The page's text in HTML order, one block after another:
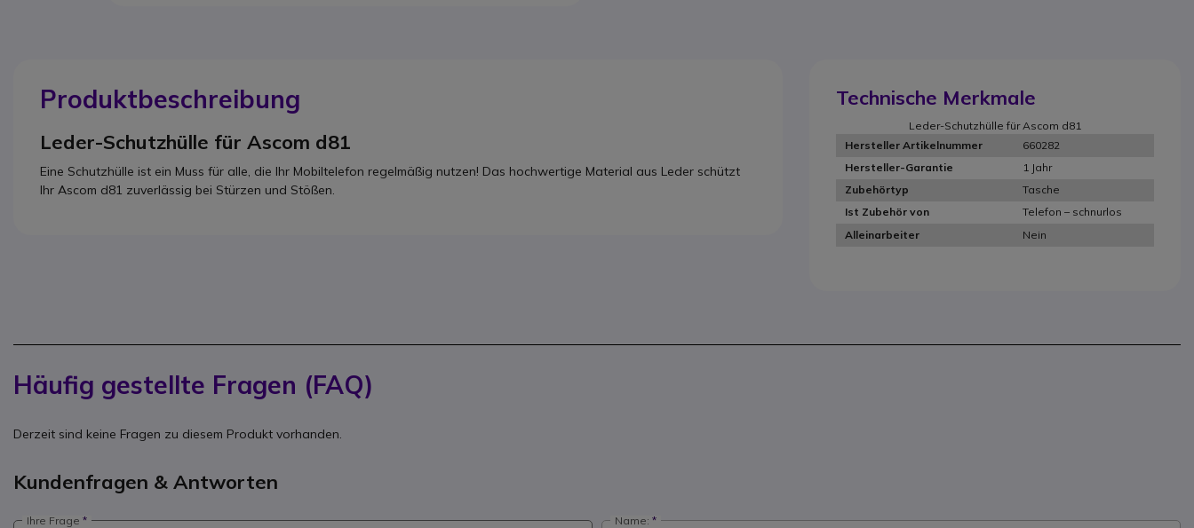
Produktbeschreibung
Leder-Schutzhülle für Ascom d81
Eine Schutzhülle ist ein Muss für alle, die Ihr Mobiltelefon regelmäßig nutzen! Das hochwertige Material aus Leder schützt
Ihr Ascom d81 zuverlässig bei Stürzen und Stößen.
Technische Merkmale
Leder-Schutzhülle für Ascom d81
Hersteller Artikelnummer
660282
Hersteller-Garantie
1 Jahr
Zubehörtyp
Tasche
Ist Zubehör von
Telefon – schnurlos
Alleinarbeiter
Nein
Häufig gestellte Fragen (FAQ)
Derzeit sind keine Fragen zu diesem Produkt vorhanden.
Kundenfragen & Antworten
Ihre Frage Name: